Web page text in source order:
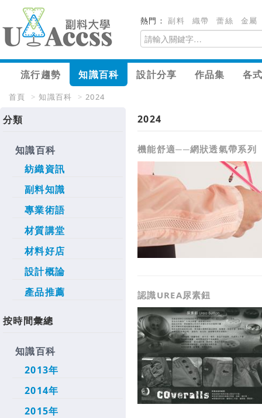
熱門：副料 織帶 蕾絲 金屬
流行趨勢 知識百科 設計分享 作品集 各
首頁 > 知識百科 > 2024
分類
知識百科
紡織資訊
副料知識
專業術語
材質講堂
材料好店
設計概論
產品推薦
按時間彙總
知識百科
2013年
2014年
2015年
2024
機能舒適──網狀透氣帶系列
認識UREA尿素鈕